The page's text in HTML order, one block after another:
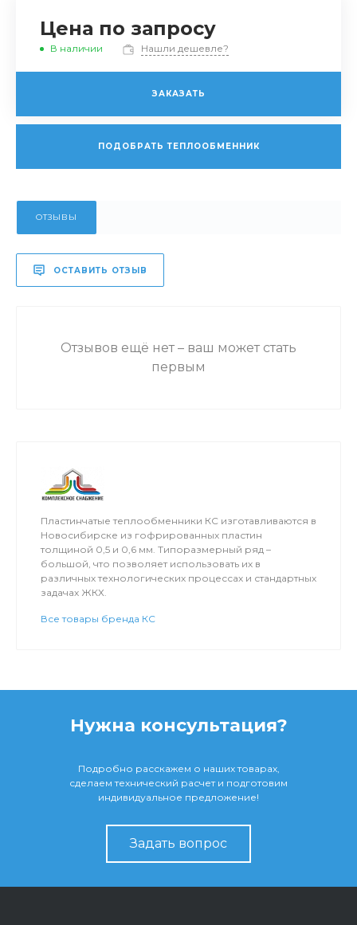
Цена по запросу
В наличии Нашли дешевле?
ЗАКАЗАТЬ
ПОДОБРАТЬ ТЕПЛООБМЕННИК
ОТЗЫВЫ
ОСТАВИТЬ ОТЗЫВ
Отзывов ещё нет – ваш может стать
первым
Пластинчатые теплообменники КС изготавливаются в
Новосибирске из гофрированных пластин
толщиной 0,5 и 0,6 мм. Типоразмерный ряд –
большой, что позволяет использовать их в
различных технологических процессах и стандартных
задачах ЖКХ.
Все товары бренда КС
Нужна консультация?
Подробно расскажем о наших товарах,
сделаем технический расчет и подготовим
индивидуальное предложение!
Задать вопрос